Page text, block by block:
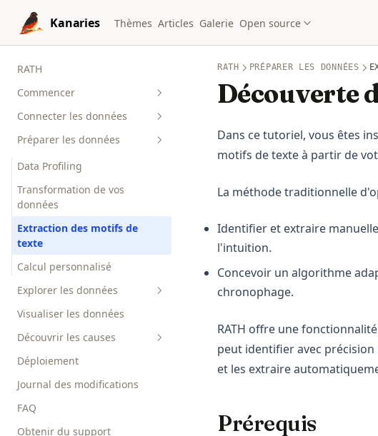
Skip to content
Kanaries
Thèmes Articles Galerie Open source
RATH
Commencer
Visite de l'espace de travail
Concepts de base
Core Concepts
Key Questions
Architecture de haut niveau
Concept
Connecter les données
Best Practices
Choose a Data Source
Connect to Airtable
Connect to Bigquery
Connect to Clickhouse
Connect to Snowflake
Préparer les données
Data Profiling
Transformation de vos
données
Extraction des motifs de
texte
Calcul personnalisé
Explorer les données
Générer une Insight
Automatisée des Données
Explorer les Données en Mode
Copilote
Explorer les Données avec
Data Painter
Explorer les Données avec
Visualiser les données
Découvrir les causes
Analyse causale
Analyse de scénarios
Déploiement
Journal des modifications
FAQ
Obtenir du support
RATH PRÉPARER LES DONNÉES
Découverte
Dans ce tutoriel, vous êtes
motifs de texte à partir de
La méthode traditionnelle
Identifier et extraire
l'intuition.
Concevoir un algorithme
chronophage.
RATH offre une
peut identifier avec
et les extraire
Prérequis